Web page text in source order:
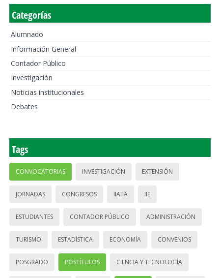
Categorías
Alumnado
Información General
Contador Público
Investigación
Noticias institucionales
Debates
Tags
CONVOCATORIAS INVESTIGACIÓN EXTENSIÓN
JORNADAS CONGRESOS IIATA IIE
ESTUDIANTES CONTADOR PÚBLICO ADMINISTRACIÓN
TURISMO ESTADÍSTICA ECONOMÍA CONVENIOS
POSGRADO POSTÍTULOS CIENCIA Y TECNOLOGÍA